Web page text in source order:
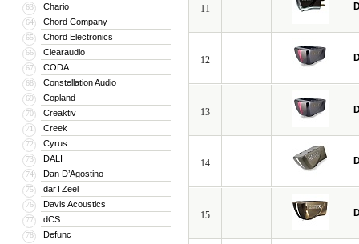
63 Chario
64 Chord Company
65 Chord Electronics
66 Clearaudio
67 CODA
68 Constellation Audio
69 Copland
70 Creaktiv
71 Creek
72 Cyrus
73 DALI
74 Dan D’Agostino
75 darTZeel
76 Davis Acoustics
77 dCS
78 Defunc
11
12
13
14
15